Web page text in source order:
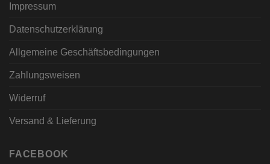
Impressum
Datenschutzerklärung
Allgemeine Geschäftsbedingungen
Zahlungsweisen
Widerruf
Versand & Lieferung
FACEBOOK